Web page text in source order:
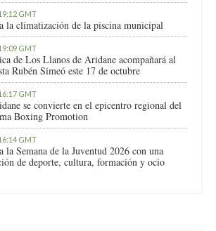
GMT
la climatización de la piscina municipal
GMT
de Los Llanos de Aridane acompañará al
Rubén Simeó este 17 de octubre
GMT
se convierte en el epicentro regional del
Boxing Promotion
GMT
la Semana de la Juventud 2026 con una
de deporte, cultura, formación y ocio